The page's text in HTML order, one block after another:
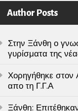
Author Posts
Στην Ξάνθη ο
γυρίσματα της
Χορηγήθηκε στον
απο τη Γ.Γ.Α
Ξάνθη: